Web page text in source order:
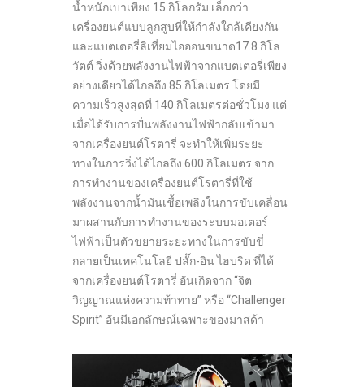
น้ำหนักเบาเพียง 15 กิโลกรัม เล็กกว่า
เครื่องยนต์แบบลูกสูบที่ให้กำลังใกล้เคียงกัน
และแบตเตอรี่ลิเที่ยมไอออนขนาด17.8 กิโล
วัตต์ วิ่งด้วยพลังงานไฟฟ้าจากแบตเตอรี่เพียง
อย่างเดียวได้ไกลถึง 85 กิโลเมตร โดยมี
ความเร็วสูงสุดที่ 140 กิโลเมตรต่อชั่วโมง แต่
เมื่อได้รับการปั่นพลังงานไฟฟ้ากลับเข้ามา
จากเครื่องยนต์โรตารี่ จะทำให้เพิ่มระยะ
ทางในการวิ่งได้ไกลถึง 600 กิโลเมตร จาก
การทำงานของเครื่องยนต์โรตารี่ที่ใช้
พลังงานจากน้ำมันเชื้อเพลิงในการขับเคลื่อน
มาผสานกับการทำงานของระบบมอเตอร์
ไฟฟ้าเป็นตัวขยายระยะทางในการขับขี่
กลายเป็นเทคโนโลยี ปลั๊ก-อิน ไฮบริด ที่ได้
จากเครื่องยนต์โรตารี่ อันเกิดจาก “จิต
วิญญาณแห่งความท้าทาย” หรือ “Challenger
Spirit” อันมีเอกลักษณ์เฉพาะของมาสด้า